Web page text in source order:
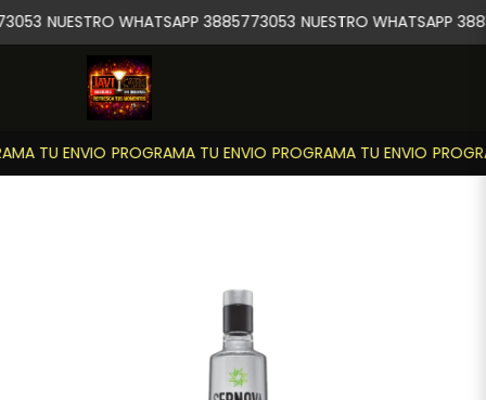
TU ENVIO PROGRAMA TU ENVIO PROGRAMA TU ENVIO
NUESTRO WHATSAPP 3885773053 NUESTRO WHATSAPP